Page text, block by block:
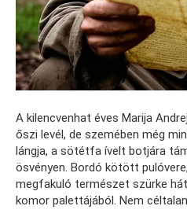
A kilencvenhat éves Marija
őszi levél, de szemében még
lángja, a sötétfa ívelt botjára
ösvényen. Bordó kötött
megfakuló természet szürke
komor palettájából. Nem